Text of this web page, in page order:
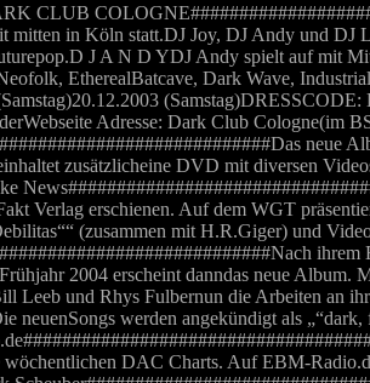
CLUB
mitten in Köln statt.DJ Joy, DJ Andy und
J A N D YDJ Andy spielt auf mit
EtherealBatcave, Dark Wave,
Adresse: Dark Club Cologne(im
neue
zusätzlicheine DVD mit diversen
Verlag erschienen. Auf dem WGT
(zusammen mit H.R.Giger) und
2004 erscheint danndas neue
Leeb und Rhys Fulbernun die Arbeiten an
neuenSongs werden angekündigt als
wöchentlichen DAC Charts. Auf EBM-